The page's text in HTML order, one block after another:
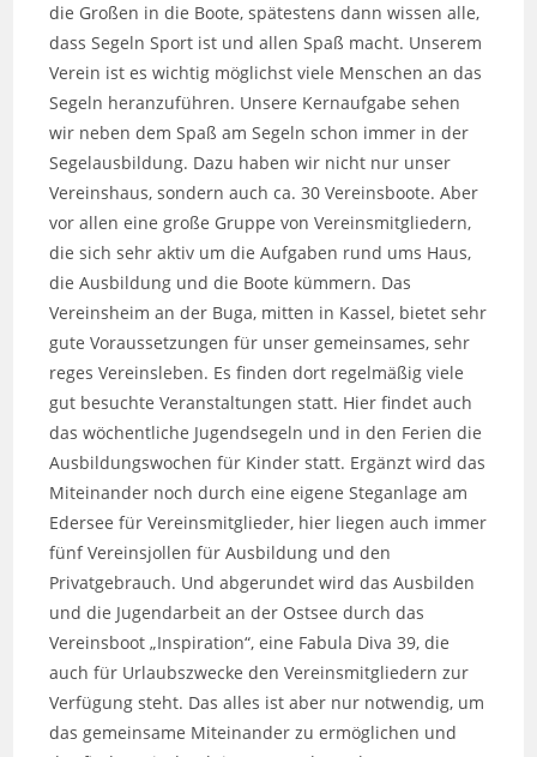
die Großen in die Boote, spätestens dann wissen alle,
dass Segeln Sport ist und allen Spaß macht. Unserem
Verein ist es wichtig möglichst viele Menschen an das
Segeln heranzuführen. Unsere Kernaufgabe sehen
wir neben dem Spaß am Segeln schon immer in der
Segelausbildung. Dazu haben wir nicht nur unser
Vereinshaus, sondern auch ca. 30 Vereinsboote. Aber
vor allen eine große Gruppe von Vereinsmitgliedern,
die sich sehr aktiv um die Aufgaben rund ums Haus,
die Ausbildung und die Boote kümmern. Das
Vereinsheim an der Buga, mitten in Kassel, bietet sehr
gute Voraussetzungen für unser gemeinsames, sehr
reges Vereinsleben. Es finden dort regelmäßig viele
gut besuchte Veranstaltungen statt. Hier findet auch
das wöchentliche Jugendsegeln und in den Ferien die
Ausbildungswochen für Kinder statt. Ergänzt wird das
Miteinander noch durch eine eigene Steganlage am
Edersee für Vereinsmitglieder, hier liegen auch immer
fünf Vereinsjollen für Ausbildung und den
Privatgebrauch. Und abgerundet wird das Ausbilden
und die Jugendarbeit an der Ostsee durch das
Vereinsboot „Inspiration“, eine Fabula Diva 39, die
auch für Urlaubszwecke den Vereinsmitgliedern zur
Verfügung steht. Das alles ist aber nur notwendig, um
das gemeinsame Miteinander zu ermöglichen und